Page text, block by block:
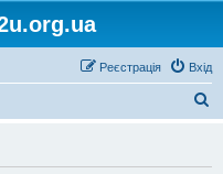
Вхід
Реєстрація